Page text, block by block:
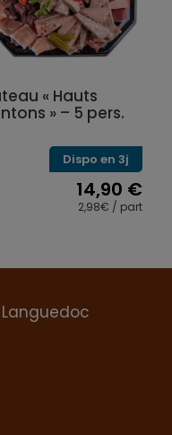
« Hauts
» – 5 pers.
Dispo en 3j
14,90 €
2,98€ / part